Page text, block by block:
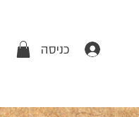
כניסה